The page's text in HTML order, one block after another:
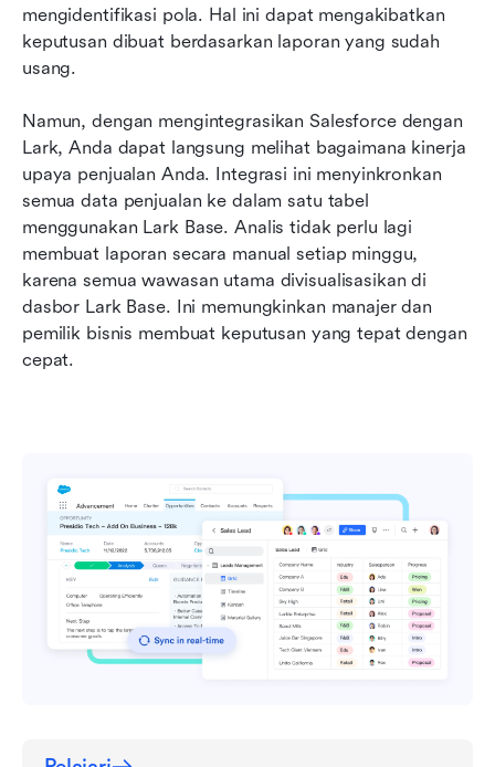
mengidentifikasi pola. Hal ini dapat mengakibatkan
keputusan dibuat berdasarkan laporan yang sudah
usang.
Namun, dengan mengintegrasikan Salesforce dengan
Lark, Anda dapat langsung melihat bagaimana kinerja
upaya penjualan Anda. Integrasi ini menyinkronkan
semua data penjualan ke dalam satu tabel
menggunakan Lark Base. Analis tidak perlu lagi
membuat laporan secara manual setiap minggu,
karena semua wawasan utama divisualisasikan di
dasbor Lark Base. Ini memungkinkan manajer dan
pemilik bisnis membuat keputusan yang tepat dengan
cepat.